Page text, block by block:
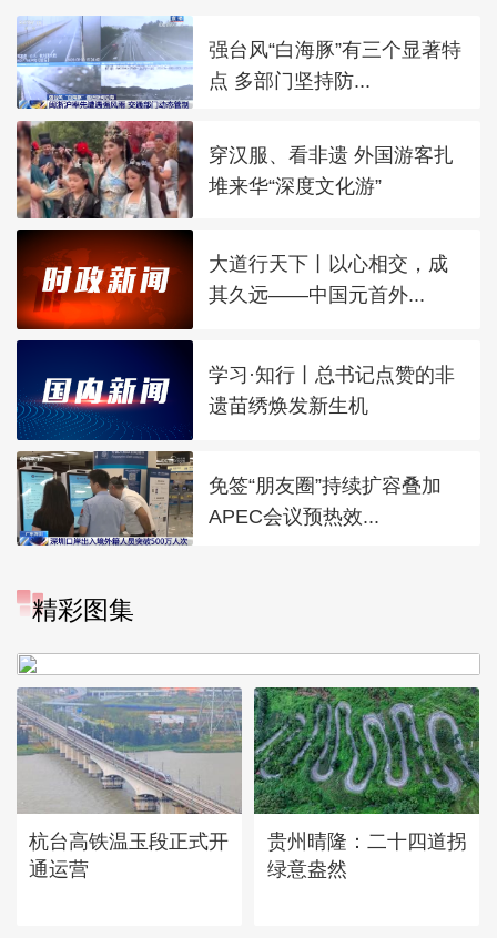
强台风“白海豚”有三个显著特
点 多部门坚持防...
穿汉服、看非遗 外国游客扎
堆来华“深度文化游”
大道行天下丨以心相交，成
其久远——中国元首外...
学习·知行丨总书记点赞的非
遗苗绣焕发新生机
免签“朋友圈”持续扩容叠加
APEC会议预热效...
精彩图集
杭台高铁温玉段正式开
通运营
贵州晴隆：二十四道拐
绿意盎然